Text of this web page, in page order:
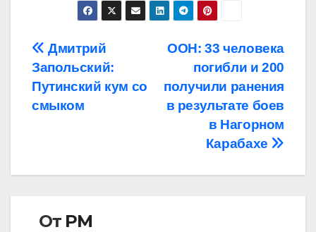
Навигация
по
записям
ООН: 33 человека
погибли и 200
получили ранения
в результате боев
в Нагорном
Карабахе
Дмитрий
Запольский:
Путинский кум со
смыком
От РМ